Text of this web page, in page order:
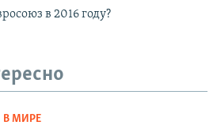
в 2016 году?
В МИРЕ